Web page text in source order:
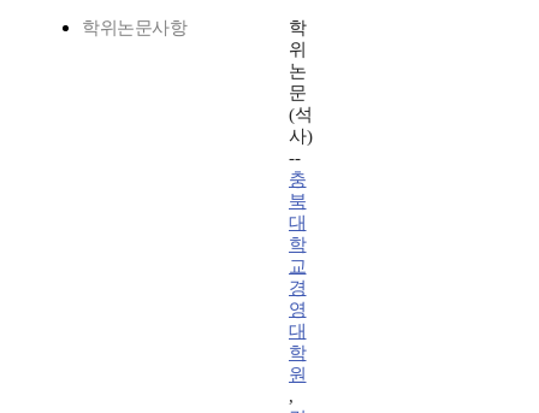
학위논문사항
학
위
논
문
(석
사)
--
충
북
대
학
교
경
영
대
학
원
,